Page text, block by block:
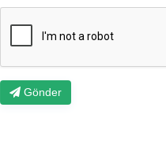
Gönder